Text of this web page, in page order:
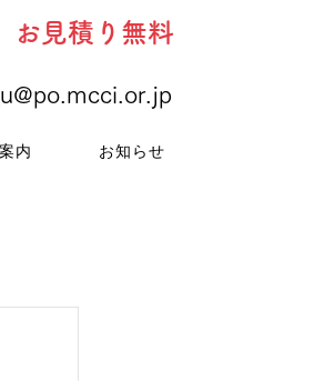
お見積り無料
内 お知らせ